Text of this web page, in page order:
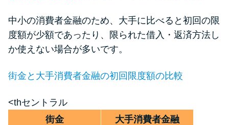
中小の消費者金融のため、大手に比べると初回の限
度額が少額であったり、限られた借入・返済方法し
か使えない場合が多いです。
街金と大手消費者金融の初回限度額の比較
<thセントラル
街金
大手消費者金融